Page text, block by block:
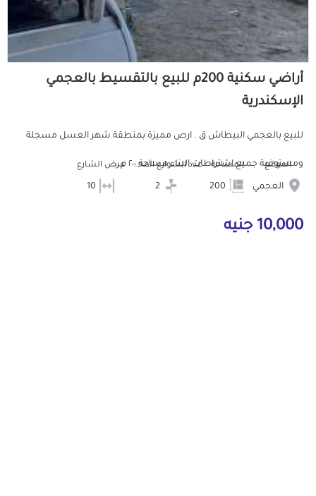
أراضي سكنية 200م للبيع بالتقسيط بالعجمي
الإسكندرية
للبيع بالعجمي البيطاش ق . ارص مميزة بمنطقة شهر العسل مسجلة
ومستوفية جميع اشتراطات البناء مساحة ٢٠٠ م...
الموقع
العجمي
المساحة عدد الشوارع المحيطه عرض الشارع
10,000 جنيه